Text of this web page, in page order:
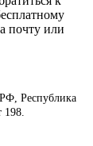
почту или
Республика